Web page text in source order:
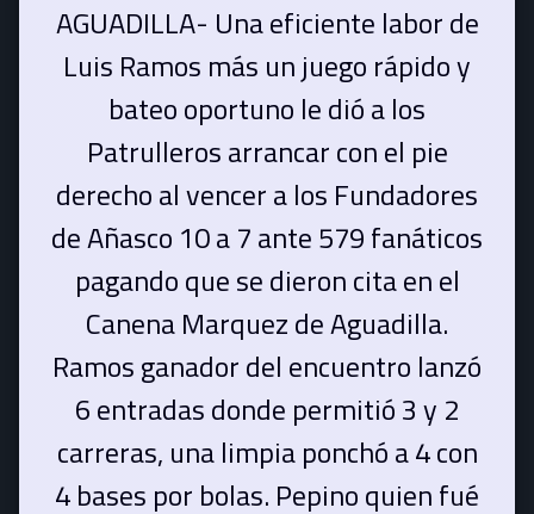
AGUADILLA- Una eficiente labor de
Luis Ramos más un juego rápido y
bateo oportuno le dió a los
Patrulleros arrancar con el pie
derecho al vencer a los Fundadores
de Añasco 10 a 7 ante 579 fanáticos
pagando que se dieron cita en el
Canena Marquez de Aguadilla.
Ramos ganador del encuentro lanzó
6 entradas donde permitió 3 y 2
carreras, una limpia ponchó a 4 con
4 bases por bolas. Pepino quien fué